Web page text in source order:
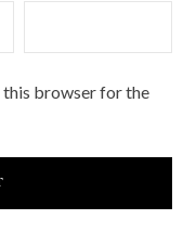
this browser for the